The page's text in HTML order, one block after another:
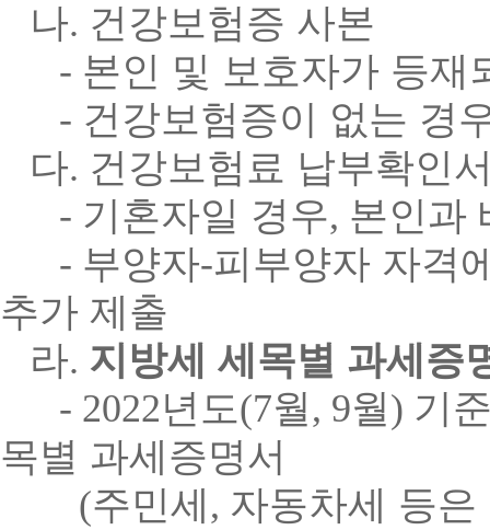
나. 건강보험증 사본
- 본인 및 보호자가 등재
- 건강보험증이 없는 경
다. 건강보험료 납부확인
- 기혼자일 경우, 본인과
- 부양자-피부양자 자격
추가 제출
라. 지방세 세목별 과세증
- 2022년도(7월, 9월) 기
목별 과세증명서
(주민세 , 자동차세 등